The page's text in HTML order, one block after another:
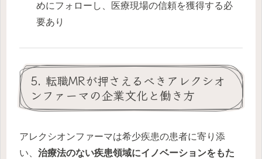
めにフォローし、医療現場の信頼を獲得する必
要あり
5. 転職MRが押さえるべきアレクシオ
ンファーマの企業文化と働き方
アレクシオンファーマは希少疾患の患者に寄り添
い、 治療法のない疾患領域にイノベーションをもた